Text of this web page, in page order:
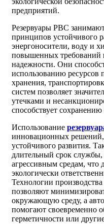
предприятий.
Резервуары РВС
принципов устойчивого
энергоносители, воду и
повышенных требований
надежности. Они
использованию ресурсов
хранения,
систем позволяет
утечками и
способствует
Использование
инновационных
устойчивого развития.
длительный срок службы,
агрессивным средам, что
экологически
Технологии
позволяют
окружающую среду, а
помогают своевременно
герметичности или